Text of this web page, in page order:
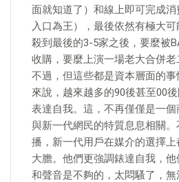
面就知道了）和線上即可完成
入口為王），最後依然有極大
殺到最後的3-5家之後，要麼被
收購，要麼上演一場老大合併老
不過，但這些都是資本層面的
來說，越來越多的90後甚至00
表達自我。這，不再僅僅是一
與新一代網民的特質息息相關
播，新一代用戶在媒介的選擇
大膽。他們更強調錶達自我，
和聲音是不夠的，太悶騷了，